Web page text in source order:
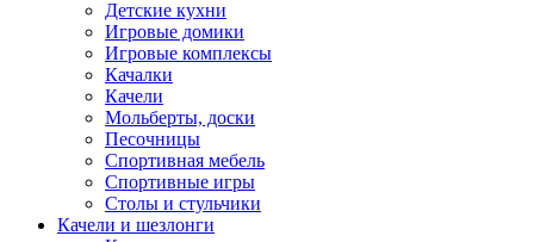
Детские кухни
Игровые домики
Игровые комплексы
Качалки
Качели
Мольберты, доски
Песочницы
Спортивная мебель
Спортивные игры
Столы и стульчики
Качели и шезлонги